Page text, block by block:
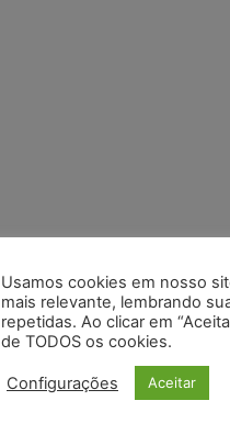
Usamos cookies em nosso
mais relevante, lembrando
repetidas. Ao clicar em
de TODOS os cookies.
Configurações Aceitar